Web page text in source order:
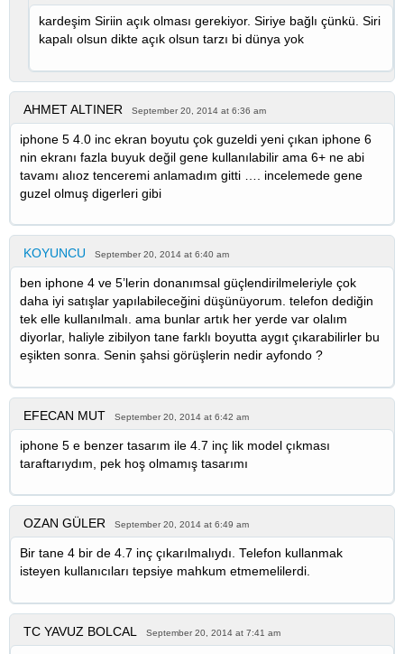
kardeşim Siriin açık olması gerekiyor. Siriye bağlı çünkü. Siri
kapalı olsun dikte açık olsun tarzı bi dünya yok
AHMET ALTINER September 20, 2014 at 6:36 am
iphone 5 4.0 inc ekran boyutu çok guzeldi yeni çıkan iphone 6
nin ekranı fazla buyuk değil gene kullanılabilir ama 6+ ne abi
tavamı alıoz tenceremi anlamadım gitti …. incelemede gene
guzel olmuş digerleri gibi
KOYUNCU September 20, 2014 at 6:40 am
ben iphone 4 ve 5’lerin donanımsal güçlendirilmeleriyle çok
daha iyi satışlar yapılabileceğini düşünüyorum. telefon dediğin
tek elle kullanılmalı. ama bunlar artık her yerde var olalım
diyorlar, haliyle zibilyon tane farklı boyutta aygıt çıkarabilirler bu
eşikten sonra. Senin şahsi görüşlerin nedir ayfondo ?
EFECAN MUT September 20, 2014 at 6:42 am
iphone 5 e benzer tasarım ile 4.7 inç lik model çıkması
taraftarıydım, pek hoş olmamış tasarımı
OZAN GÜLER September 20, 2014 at 6:49 am
Bir tane 4 bir de 4.7 inç çıkarılmalıydı. Telefon kullanmak
isteyen kullanıcıları tepsiye mahkum etmemelilerdi.
TC YAVUZ BOLCAL September 20, 2014 at 7:41 am